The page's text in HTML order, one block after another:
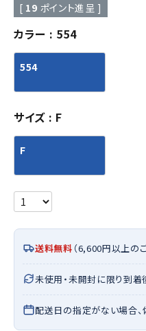
[ 19 ポイント進呈 ]
カラー 554
554
サイズ F
F
送料無料 （6,600円以上の
未使用・未開封に限り到
配送日の指定がない場合